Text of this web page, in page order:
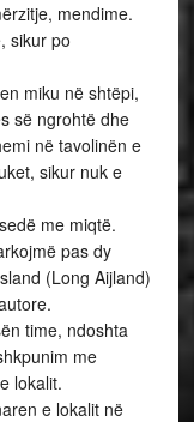
mendime.
sikur po
miku në shtëpi,
së ngrohtë dhe
në tavolinën e
sikur nuk e
me miqtë.
pas dy
(Long Aijland)
time, ndoshta
me
lokalit.
e lokalit në